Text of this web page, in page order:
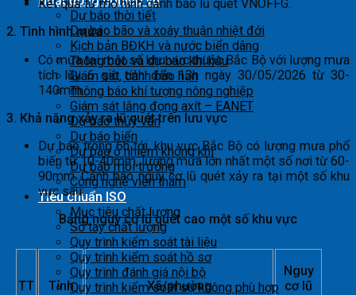
Dự báo thời tiết
Dự báo bão và xoáy thuận nhiệt đới
Kịch bản BĐKH và nước biển dâng
Thông báo và dự báo khí hậu
Giám sát, cảnh báo hạn
Thông báo khí tượng nông nghiệp
Giám sát lắng đọng axít – EANET
Dự báo thủy văn
Dự báo biển
Dự báo ô nhiễm không khí
Dự báo môi trường
Công nghệ viễn thám
Tiêu chuẩn ISO
Mục tiêu chất lượng
Sổ tay chất lượng
Quy trình kiểm soát tài liệu
Quy trình kiểm soát hồ sơ
Quy trình đánh giá nội bộ
Quy trình kiểm soát sự không phù hợp
Kết quả từ mô hình cảnh báo lũ quét VNOFFG.
2. Tình hình mưa
Có mưa tại một số khu vực thuộc Bắc Bộ với lượng mưa
tích lũy 6 giờ tính đến 13h ngày 30/05/2026 từ 30-
140mm.
3. Khả năng xảy ra lũ quét trên lưu vực
Dự báo trong 6h tới, khu vực Bắc Bộ có lượng mưa phổ
biến từ 10-40mm, lượng mưa lớn nhất một số nơi từ 60-
90mm. Cảnh báo nguy cơ lũ quét xảy ra tại một số khu
vực sau:
Bảng nguy cơ lũ quét cao một số khu vực
TT Tỉnh Xã/phường
Nguy
cơ lũ